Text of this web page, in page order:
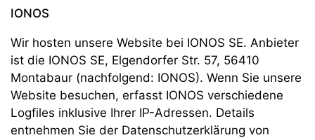
IONOS
Wir hosten unsere Website bei IONOS SE. Anbieter
ist die IONOS SE, Elgendorfer Str. 57, 56410
Montabaur (nachfolgend: IONOS). Wenn Sie unsere
Website besuchen, erfasst IONOS verschiedene
Logfiles inklusive Ihrer IP-Adressen. Details
entnehmen Sie der Datenschutzerklärung von